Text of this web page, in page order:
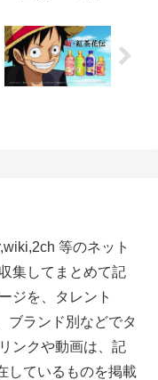
等のネット
集してまとめて記
ジを、タレント
ブランド別などでタ
ンクや動画は、記
しているものを掲載